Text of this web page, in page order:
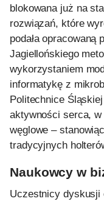
blokowana już na
rozwiązań, które
podała opracowaną
Jagiellońskiego
wykorzystaniem
informatykę z
Politechnice
aktywności serca,
węglowe –
tradycyjnych
Naukowcy w
Uczestnicy dyskusji